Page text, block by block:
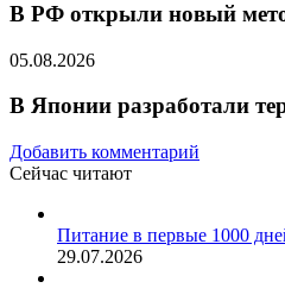
В РФ открыли новый
05.08.2026
В Японии разработали
Добавить комментарий
Сейчас читают
Питание в первые 1000
29.07.2026